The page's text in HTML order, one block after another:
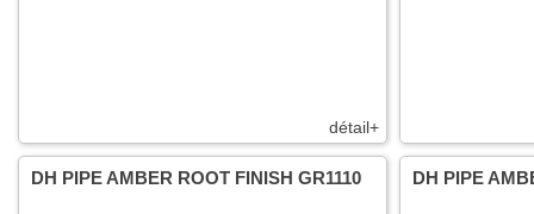
détail+
DH PIPE AMBER ROOT FINISH GR1110 DH PIPE